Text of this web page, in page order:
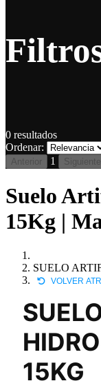
0 resultados
Ordenar:
Anterior 1 Siguiente
Suelo
15Kg |
SUELO
VOLVER
15KG